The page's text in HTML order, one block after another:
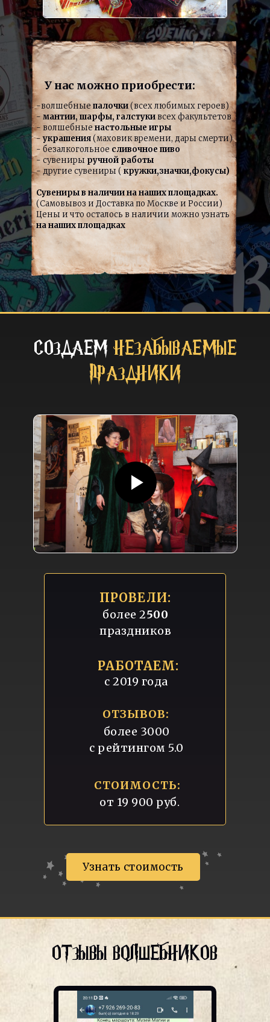
У нас можно приобрести:
-волшебные палочки(всех любимых героев)
-мантии, шарфы, галстукивсех факультетов
- волшебные настольные игры
-украшения(маховик времени, дары смерти)
- безалкогольное сливочное пиво
- сувениры ручной работы
- другие сувениры (кружки,значки,фокусы)
Сувениры в наличии на наших площадках.
(Самовывоз и Доставка по Москве и России)
Цены и что осталось в наличии можно узнать
на наших площадках
СОЗДАЕМ НЕЗАБЫВАЕМЫЕ
ПРАЗДНИКИ
Узнать стоимость
СТОИМОСТЬ:
ПРОВЕЛИ:
более 2500
праздников
РАБОТАЕМ:
с 2019 года
ОТЗЫВОВ:
более 3000
с рейтингом 5.0
от 19 900 руб.
ОТЗЫВЫ ВОЛШЕБНИКОВ